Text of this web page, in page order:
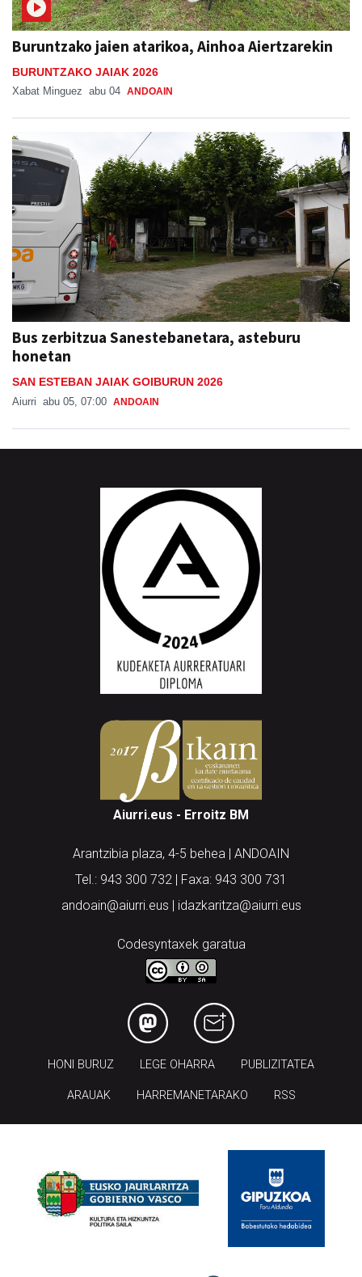
Buruntzako jaien atarikoa, Ainhoa Aiertzarekin
abu 04
Bus zerbitzua Sanestebanetara, asteburu
honetan
SAN ESTEBAN JAIAK GOIBURUN 2026
Aiurri.eus - Erroitz BM
Arantzibia plaza, 4-5 behea | ANDOAIN
Tel.: 943 300 732 | Faxa: 943 300 731
andoain@aiurri.eus | idazkaritza@aiurri.eus
Codesyntaxek garatua
LEGE OHARRA
ARAUAK HARREMANETARAKO RSS